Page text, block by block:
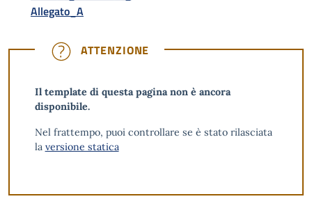
Allegato_A
ATTENZIONE
ATTENZIONE
Il template di questa pagina non è ancora
disponibile.
Nel frattempo, puoi controllare se è stato rilasciata
la versione statica